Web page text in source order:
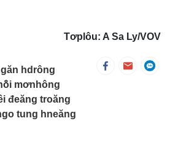
Tơplôu: A Sa Ly/VOV
hdrông
mơnhông
đeăng troăng
tung hneăng